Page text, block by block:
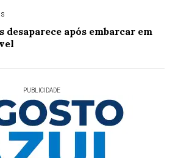
desaparece após embarcar em
PUBLICIDADE